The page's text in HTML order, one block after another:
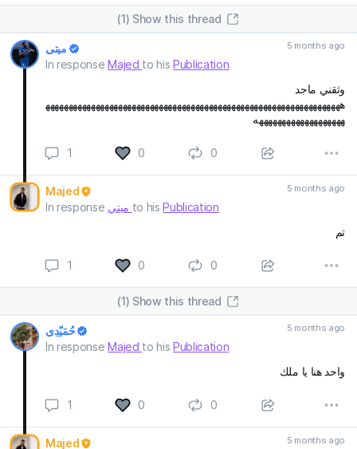
(1) Show this thread
ميتي 5 months ago
In responseMajed to hisPublication
وثقني ماجد
هههههههههههههههههههههههههههههههههههههههههههههههههههههههههههههههههه
هههههههههههههههههههه
1 0 0
Majed 5 months ago
In response to hisPublication
تم
1 0 0
(1) Show this thread
حُمَيّدِي 5 months ago
In responseMajed to hisPublication
واحد هنا يا ملك
1 0 0
Majed 5 months ago